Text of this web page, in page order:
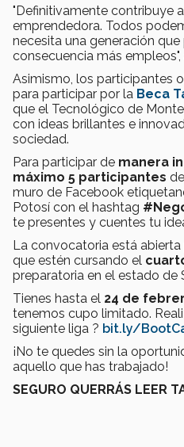
"Definitivamente contribuye
emprendedora. Todos
necesita una generación
consecuencia más empleos",
Asimismo, los participantes
para participar por la Beca
que el Tecnológico de
con ideas brillantes e
sociedad.
Para participar de manera
máximo 5 participantes
muro de Facebook
Potosí con el hashtag
te presentes y cuentes tu
La convocatoria está
que estén cursando el
preparatoria en el estado de
Tienes hasta el 24 de
tenemos cupo limitado.
siguiente liga ? bit.ly/
¡No te quedes sin la
aquello que has trabajado!
SEGURO QUERRÁS LEER